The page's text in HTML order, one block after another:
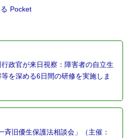
Pocket
政官が来日視察：障害者の自立生
を深める6日間の研修を実施しま
斉旧優生保護法相談会」（主催：